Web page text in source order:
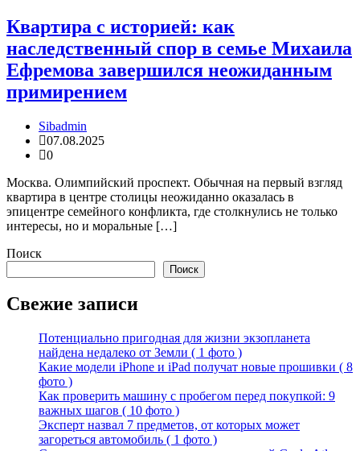
Квартира с историей: как
наследственный спор в семье Михаила
Ефремова завершился неожиданным
примирением
Sibadmin
07.08.2025
0
Москва. Олимпийский проспект. Обычная на первый взгляд
квартира в центре столицы неожиданно оказалась в
эпицентре семейного конфликта, где столкнулись не только
интересы, но и моральные […]
Поиск
Поиск
Свежие записи
Потенциально пригодная для жизни экзопланета
найдена недалеко от Земли ( 1 фото )
Какие модели iPhone и iPad получат новые прошивки ( 8
фото )
Как проверить машину с пробегом перед покупкой: 9
важных шагов ( 10 фото )
Эксперт назвал 7 предметов, от которых может
загореться автомобиль ( 1 фото )